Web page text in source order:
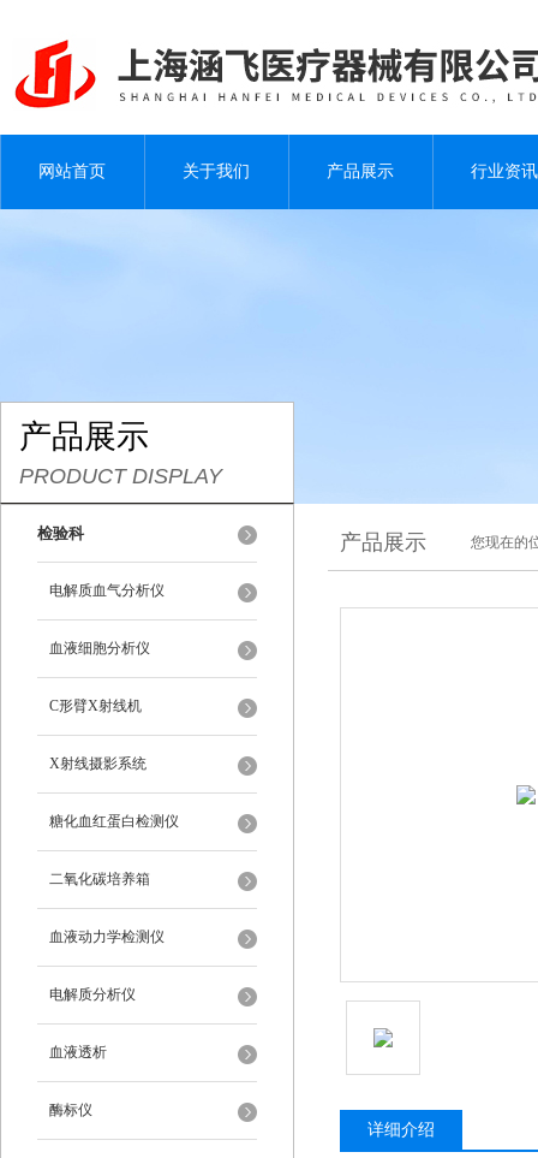
网站首页 关于我们 产品展示 行业资讯
产品展示
PRODUCT DISPLAY
检验科
电解质血气分析仪
血液细胞分析仪
C形臂X射线机
X射线摄影系统
糖化血红蛋白检测仪
二氧化碳培养箱
血液动力学检测仪
电解质分析仪
血液透析
酶标仪
产品展示 您现在的
详细介绍